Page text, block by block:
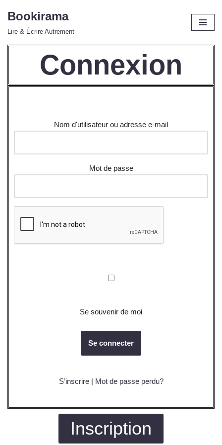
Bookirama
Lire & Écrire Autrement
Connexion
Nom d'utilisateur ou adresse e-mail
Mot de passe
Se souvenir de moi
S’inscrire | Mot de passe perdu?
Inscription